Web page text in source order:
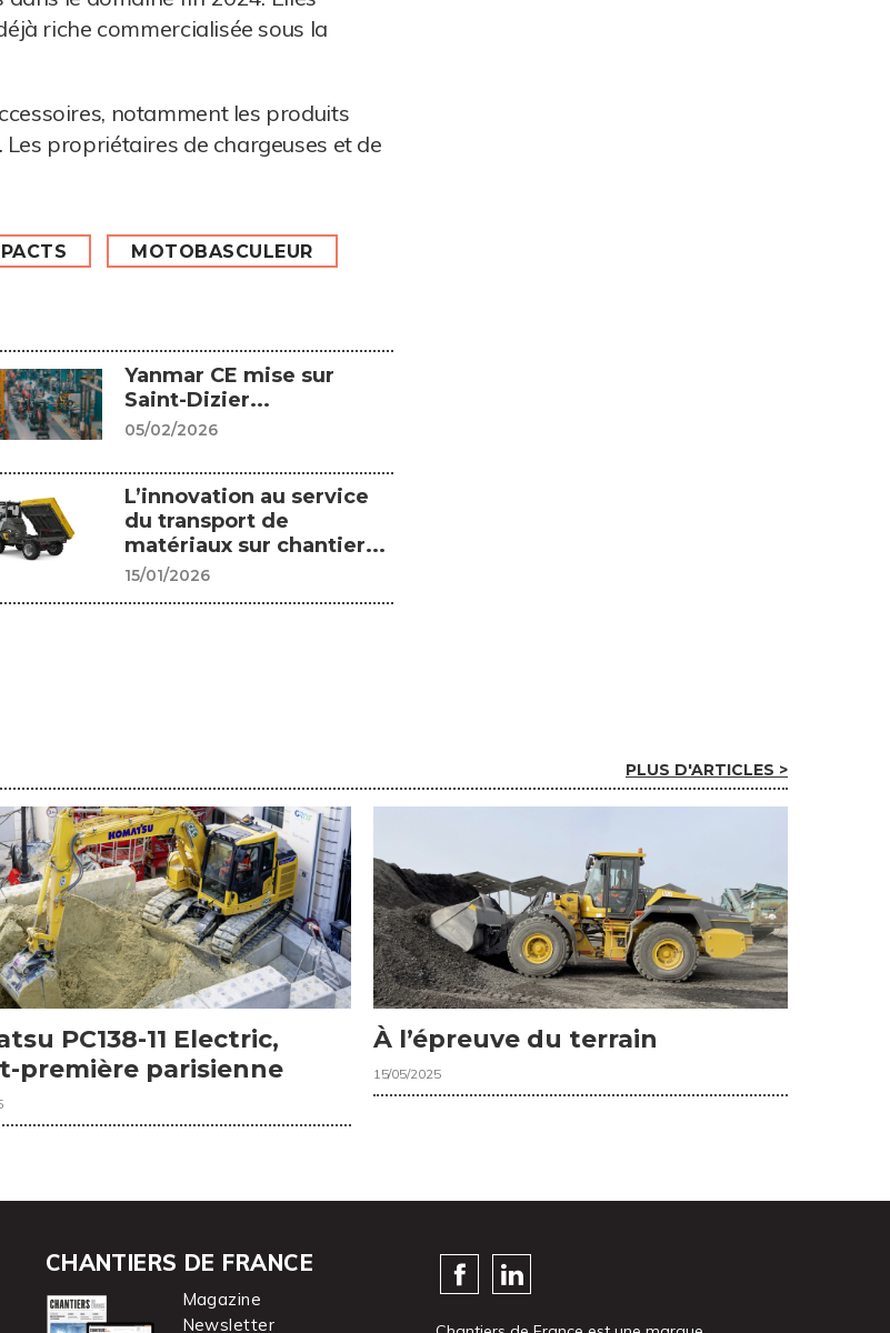
riche commercialisée sous la
notamment les produits
propriétaires de chargeuses et de
MOTOBASCULEUR
Yanmar CE mise sur
Saint-Dizier...
05/02/2026
L’innovation au service
du transport de
matériaux sur chantier...
15/01/2026
PLUS D'ARTICLES >
PC138-11 Electric,
première parisienne
À l’épreuve du terrain
15/05/2025
CHANTIERS DE FRANCE
Magazine
Newsletter